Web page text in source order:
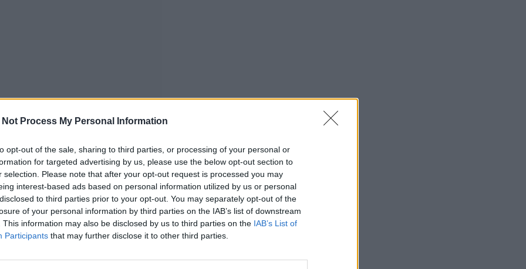
Not Process My Personal Information
opt-out of the sale, sharing to third parties, or processing of your personal or
for targeted advertising by us, please use the below opt-out section to
selection. Please note that after your opt-out request is processed you may
interest-based ads based on personal information utilized by us or personal
to third parties prior to your opt-out. You may separately opt-out of the
of your personal information by third parties on the IAB’s list of downstream
This information may also be disclosed by us to third parties on the IAB’s List of
Participants that may further disclose it to other third parties.